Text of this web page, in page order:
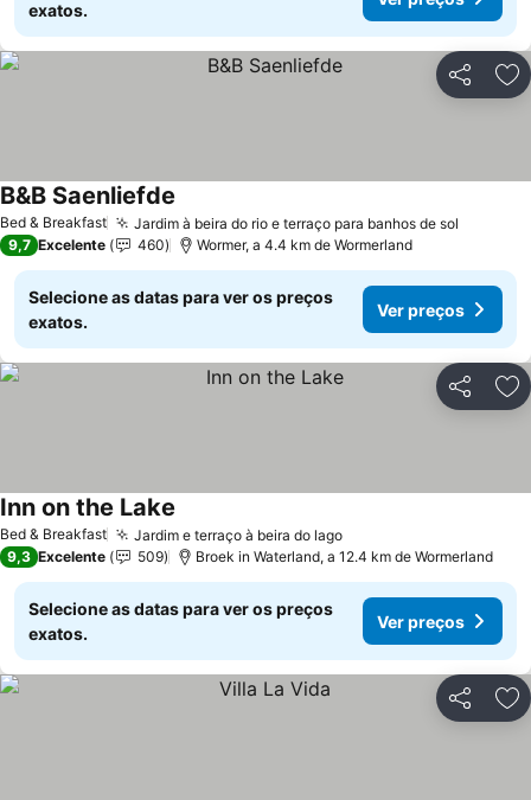
exatos.
Partilhar
Bed & Breakfast Jardim à beira do rio e terraço para banhos de sol
B&B Saenliefde
9,7 Excelente 460 Wormer, a 4.4 km de Wormerland
Selecione as datas para ver os preços
exatos.
Ver preços
Partilhar
Bed & Breakfast Jardim e terraço à beira do lagoVer preços
Inn on the Lake
9,3 Excelente 509 Broek in Waterland, a 12.4 km de Wormerland
Selecione as datas para ver os preços
exatos.
Ver preços
Partilhar